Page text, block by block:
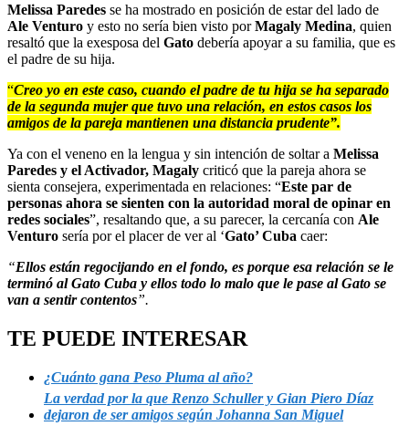
Melissa Paredes se ha mostrado en posición de estar del lado de
Ale Venturo y esto no sería bien visto porMagaly Medina, quien
resaltó que la exesposa del Gato debería apoyar a su familia, que es
el padre de su hija.
“Creo yo en este caso, cuando el padre de tu hija se ha separado
de la segunda mujer que tuvo una relación, en estos casos los
amigos de la pareja mantienen una distancia prudente”.
Ya con el veneno en la lengua y sin intención de soltar a Melissa
Paredes y el Activador, Magaly criticó que la pareja ahora se
sienta consejera, experimentada en relaciones: “Este par de
personas ahora se sienten con la autoridad moral de opinar en
redes sociales”, resaltando que, a su parecer, la cercanía con Ale
Venturo sería por el placer de ver al ‘Gato’ Cuba caer:
“Ellos están regocijando en el fondo, es porque esa relación se le
terminó al Gato Cuba y ellos todo lo malo que le pase al Gato se
van a sentir contentos”.
TE PUEDE INTERESAR
¿Cuánto gana Peso Pluma al año?
La verdad por la que Renzo Schuller y Gian Piero Díaz
dejaron de ser amigos según Johanna San Miguel